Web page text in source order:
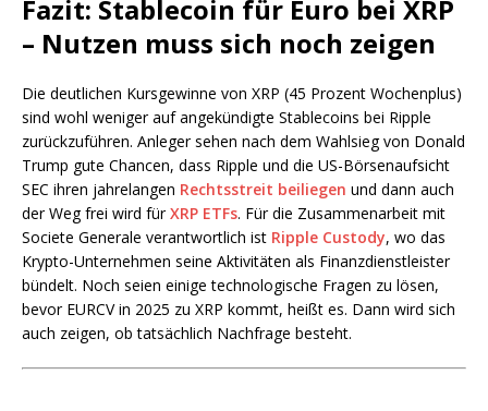
Fazit: Stablecoin für Euro bei XRP
– Nutzen muss sich noch zeigen
Die deutlichen Kursgewinne von XRP (45 Prozent Wochenplus)
sind wohl weniger auf angekündigte Stablecoins bei Ripple
zurückzuführen. Anleger sehen nach dem Wahlsieg von Donald
Trump gute Chancen, dass Ripple und die US-Börsenaufsicht
SEC ihren jahrelangen Rechtsstreit beiliegen und dann auch
der Weg frei wird fürXRP ETFs. Für die Zusammenarbeit mit
Societe Generale verantwortlich ist Ripple Custody, wo das
Krypto-Unternehmen seine Aktivitäten als Finanzdienstleister
bündelt. Noch seien einige technologische Fragen zu lösen,
bevor EURCV in 2025 zu XRP kommt, heißt es. Dann wird sich
auch zeigen, ob tatsächlich Nachfrage besteht.